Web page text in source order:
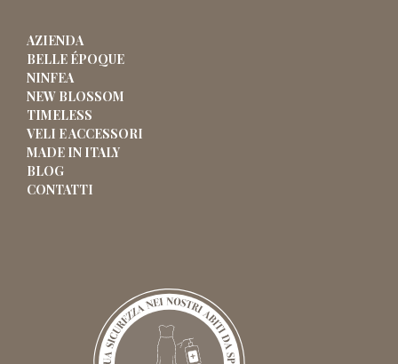
AZIENDA
BELLE ÉPOQUE
NINFEA
NEW BLOSSOM
TIMELESS
VELI E ACCESSORI
MADE IN ITALY
BLOG
CONTATTI